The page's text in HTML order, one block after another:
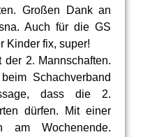
Großen Dank an
Auch für die GS
Kinder fix, super!
2. Mannschaften.
Schachverband
dass die 2.
dürfen. Mit einer
am Wochenende.